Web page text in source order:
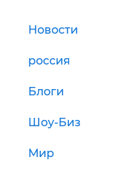
Новости
россия
Блоги
Шоу-Биз
Мир